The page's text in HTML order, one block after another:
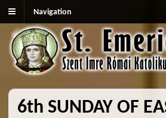
Navigation
6th SUNDAY OF